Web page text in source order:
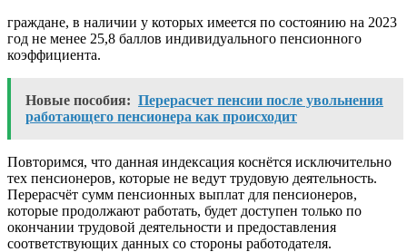
граждане, в наличии у которых имеется по состоянию на 2023
год не менее 25,8 баллов индивидуального пенсионного
коэффициента.
Новые пособия: Перерасчет пенсии после увольнения
работающего пенсионера как происходит
Повторимся, что данная индексация коснётся исключительно
тех пенсионеров, которые не ведут трудовую деятельность.
Перерасчёт сумм пенсионных выплат для пенсионеров,
которые продолжают работать, будет доступен только по
окончании трудовой деятельности и предоставления
соответствующих данных со стороны работодателя.